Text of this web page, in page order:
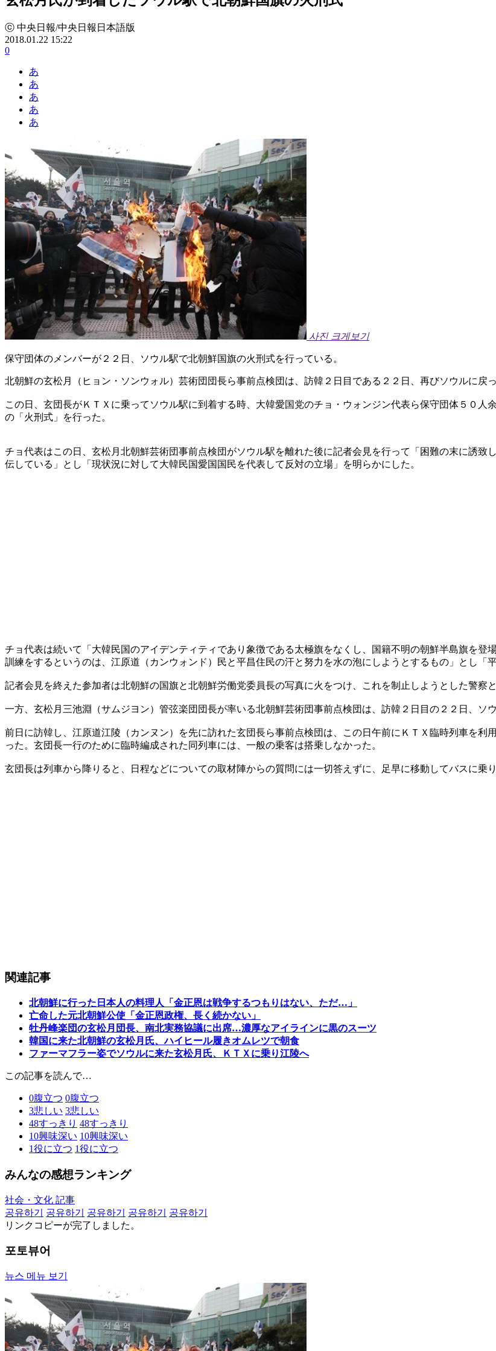
ⓒ 中央日報/中央日報日本語版
2018.01.22 15:22
0
あ
あ
あ
あ
あ
사진 크게보기
保守団体のメンバーが２２日、ソウル駅で北朝鮮国旗の火刑式を行っている。
北朝鮮の玄松月（ヒョン・ソンウォル）芸術団団長ら事前点検団は、訪韓２日目である２２日、再びソウルに戻っ
この日、玄団長がＫＴＸに乗ってソウル駅に到着する時、大韓愛国党のチョ・ウォンジン代表ら保守団体５０
の「火刑式」を行った。
チョ代表はこの日、玄松月北朝鮮芸術団事前点検団がソウル駅を離れた後に記者会見を行って「困難の末に誘
伝している」とし「現状況に対して大韓民国愛国国民を代表して反対の立場」を明らかにした。
チョ代表は続いて「大韓民国のアイデンティティであり象徴である太極旗をなくし、国籍不明の朝鮮半島旗を登
訓練をするというのは、江原道（カンウォンド）民と平昌住民の汗と努力を水の泡にしようとするもの」とし「
記者会見を終えた参加者は北朝鮮の国旗と北朝鮮労働党委員長の写真に火をつけ、これを制止しようとした警察
一方、玄松月三池淵（サムジヨン）管弦楽団団長が率いる北朝鮮芸術団事前点検団は、訪韓２日目の２２日、ソ
前日に訪韓し、江原道江陵（カンヌン）を先に訪れた玄団長ら事前点検団は、この日午前にＫＴＸ臨時列車を
った。玄団長一行のために臨時編成された同列車には、一般の乗客は搭乗しなかった。
玄団長は列車から降りると、日程などについての取材陣からの質問には一切答えずに、足早に移動してバスに乗り
関連記事
北朝鮮に行った日本人の料理人「金正恩は戦争するつもりはない、ただ…」
亡命した元北朝鮮公使「金正恩政権、長く続かない」
牡丹峰楽団の玄松月団長、南北実務協議に出席…濃厚なアイラインに黒のスーツ
韓国に来た北朝鮮の玄松月氏、ハイヒール履きオムレツで朝食
ファーマフラー姿でソウルに来た玄松月氏、ＫＴＸに乗り江陵へ
この記事を読んで…
0腹立つ 0腹立つ
3悲しい 3悲しい
48すっきり 48すっきり
10興味深い 10興味深い
1役に立つ 1役に立つ
みんなの感想ランキング
社会・文化 記事
공유하기
공유하기 공유하기 공유하기
공유하기
リンクコピーが完了しました。
포토뷰어
뉴스 메뉴 보기